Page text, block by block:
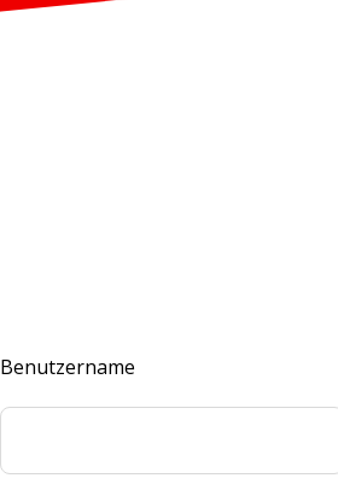
Benutzername